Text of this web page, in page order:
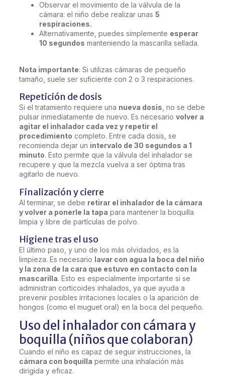
Observar el movimiento de la válvula de la
cámara: el niño debe realizar unas 5
respiraciones.
Alternativamente, puedes simplemente esperar
10 segundos manteniendo la mascarilla sellada.
Nota importante: Si utilizas cámaras de pequeño
tamaño, suele ser suficiente con 2 o 3 respiraciones.
Repetición de dosis
Si el tratamiento requiere una nueva dosis , no se debe
pulsar inmediatamente de nuevo. Es necesario volver a
agitar el inhalador cada vez y repetir el
procedimiento completo. Entre cada dosis, se
recomienda dejar un intervalo de 30 segundos a 1
minuto. Esto permite que la válvula del inhalador se
recupere y que la mezcla vuelva a ser óptima tras
agitarlo de nuevo.
Finalización y cierre
Al terminar, se debe retirar el inhalador de la cámara
y volver a ponerle la tapa para mantener la boquilla
limpia y libre de partículas de polvo.
Higiene tras el uso
El último paso, y uno de los más olvidados, es la
limpieza. Es necesario lavar con agua la boca del niño
y la zona de la cara que estuvo en contacto con la
mascarilla. Esto es especialmente importante si se
administran corticoides inhalados, ya que ayuda a
prevenir posibles irritaciones locales o la aparición de
hongos (como el muguet oral) en la boca del pequeño.
Uso del inhalador con cámara y
boquilla (niños que colaboran)
Cuando el niño es capaz de seguir instrucciones, la
cámara con boquilla permite una inhalación más
dirigida y eficaz.